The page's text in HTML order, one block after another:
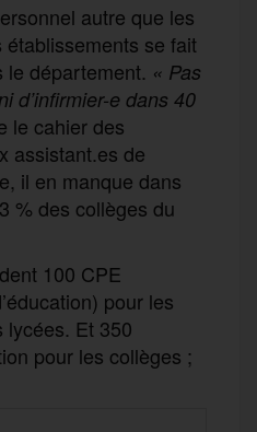
autre que les
se fait
le département. « Pas
d’infirmier-e dans 40
le cahier des
assistant.es de
il en manque dans
% des collèges du
100 CPE
pour les
lycées. Et 350
pour les collèges ;